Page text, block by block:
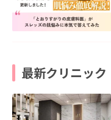
最新クリニック